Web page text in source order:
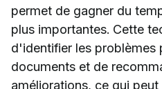
permet de gagner du
plus importantes. Cette
d'identifier les problèmes
documents et de
améliorations, ce qui